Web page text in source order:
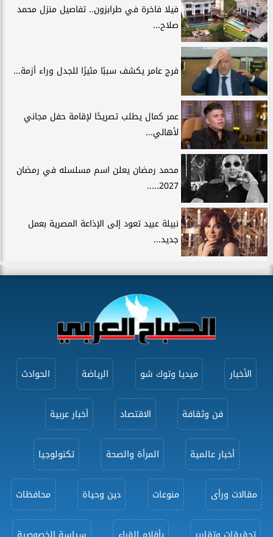
فيلا فاخرة في طرابزون.. تفاصيل منزل محمد
صلاح...
فرج عامر يكشف سببًا مثيرًا للجدل وراء أزمة...
عمر كمال يطلب تصريحًا لإقامة حفل مجاني
لأهالي...
محمد رمضان يعلن اسم مسلسله في رمضان
2027.....
نبيلة عبيد تعود إلى الإذاعة المصرية بعمل
جديد...
الأخبار ميديا وتوك شو الرياضة الحوادث
فن وثقافة الاقتصاد أخبار عربية
أخبار عالمية المرأة والصحة تكنولوجيا
مقالات ورأى منوعات دين وحياة محافظات